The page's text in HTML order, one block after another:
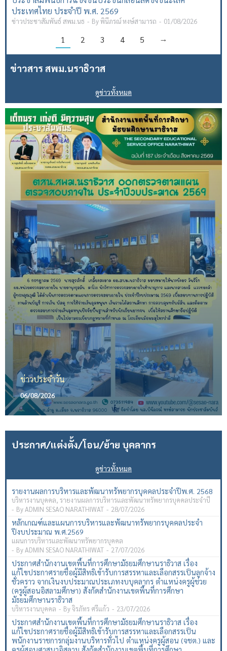
ประเทศไทย ประจำปี พ.ศ. 2569
ข่าวประชาสัมพันธ์ สพม.นธ Byพินีภรณ์ หงษ์สามารถ 01/08/2026
1 2 3 4 5 →
ข่าวสาร สพม.นราธิวาส
ดูข่าวทั้งหมด
ข่าวประจำวัน
06/08/2026
ประกาศ/แต่งตั้ง/โอน/ย้าย บุคลากร
ดูข่าวทั้งหมด
รายงานผลการบริหารและพัฒนาทรัพยากรบุคคลประจำปีพ.ศ. 2568
บริหารงานบุคคล, รายงานผลการบริหารและพัฒนาทรัพยากรบุคคลประจำปี
ByADMIN SESAO NARATHIWAT 28/07/2026
หลักเกณฑ์และแผนการบริหารและพัฒนาทรัพยากรบุคคลประจํา
ปีงบประมาณ พ.ศ.2569
แผนการบริหารและพัฒนาทรัพยากรบุคคล
ByADMIN SESAO NARATHIWAT 27/07/2026
ประกาศสำนักงานเขตพื้นที่การศึกษามัธยมศึกษานราธิวาส เรื่อง
แก้ไขประกาศรายชื่อผู้มีสิทธิเข้ารับการสรรหาและเลือกสรรเป็นลูกจ้าง
ชั่วคราว จากเงินงบประมาณประเภทงบบุคลากร ตำแหน่งครูผู้ช่วย
(ครูผู้สอนอิสลามศึกษา) สังกัดสำนักงานเขตพื้นที่การศึกษา
มัธยมศึกษานราธิวาส
บริหารงานบุคคล Byจิรภัทร ศรีแก้ว 23/07/2026
ประกาศสำนักงานเขตพื้นที่การศึกษามัธยมศึกษานราธิวาส เรื่อง
แก้ไขประกาศรายชื่อผู้มีสิทธิเข้ารับการสรรหาและเลือกสรรเป็น
พนักงานราชการกลุ่มงานบริหารทั่วไป ตำแหน่งครูผู้สอน (จชต.) และ